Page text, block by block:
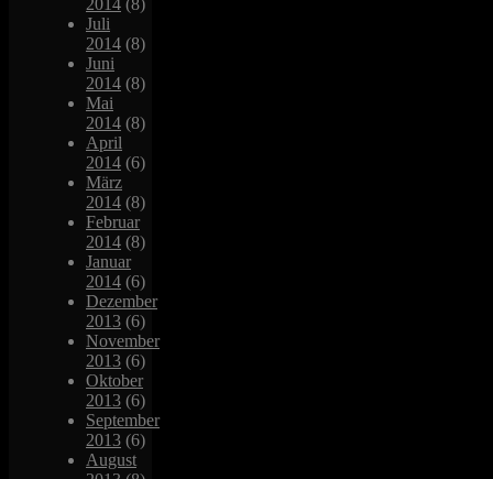
Juli
2014 (8)
Juni
2014 (8)
Mai
2014 (8)
April
2014 (6)
März
2014 (8)
Februar
2014 (8)
Januar
2014 (6)
Dezember
2013 (6)
November
2013 (6)
Oktober
2013 (6)
September
2013 (6)
August